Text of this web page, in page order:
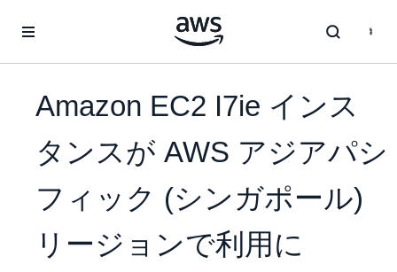
Amazon EC2 I7ie インス
タンスが AWS アジアパシ
フィック (シンガポール)
リージョンで利用に